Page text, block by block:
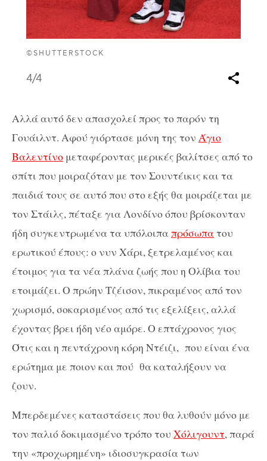
©SHUTTERSTOCK
4/4
Αλλά αυτό δεν απασχολεί προς το παρόν τη
Γουάιλντ. Αφού γιόρτασε μόνη της τον Άγιο
Βαλεντίνο μεταφέροντας μερικές βαλίτσες από το
σπίτι που μοιραζόταν με τον Σουντέικις και τα
παιδιά τους σε αυτό που στο εξής θα μοιράζεται με
τον Στάιλς, πέταξε για Λονδίνο όπου βρίσκονταν
ήδη συγκεντρωμένα τα υπόλοιπαπρόσωπατου
ερωτικού έπους: ο νυν Χάρι, ξετρελαμένος και
έτοιμος για τα νέα πλάνα ζωής που η Ολίβια του
ετοιμάζει. Ο πρώην Τζέισον, πικραμένος από τον
χωρισμό, σοκαρισμένος από τις εξελίξεις, αλλά
έχοντας βρει ήδη νέο αμόρε. Ο επτάχρονος γιος
Ότις και η πεντάχρονη κόρη Ντέιζι, που είναι ένα
ερώτημα με ποιον και πού θα καταλήξουν να
ζουν.
Μπερδεμένες καταστάσεις που θα λυθούν μόνο με
τον παλιό δοκιμασμένο τρόπο του Χόλιγουντ, παρά
την «προχωρημένη» ιδιοσυγκρασία των